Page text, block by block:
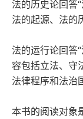
法的历史论回答
法的起源、法的
法的运行论回答
容包括立法、守
法律程序和法治
本书的阅读对象